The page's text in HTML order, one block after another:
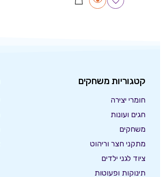
קטגוריות משחקים
חומרי יצירה
חגים ועונות
משחקים
מתקני חצר וריהוט
ציוד לגני ילדים
תינוקות ופעוטות